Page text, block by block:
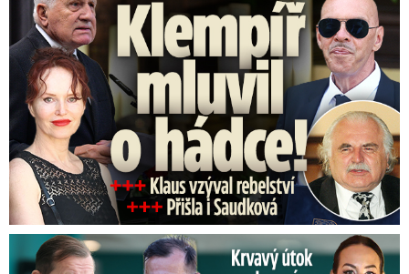
Útok na Jaromíra Soukupa: Reakce Agáty na zmlácení jejího ex